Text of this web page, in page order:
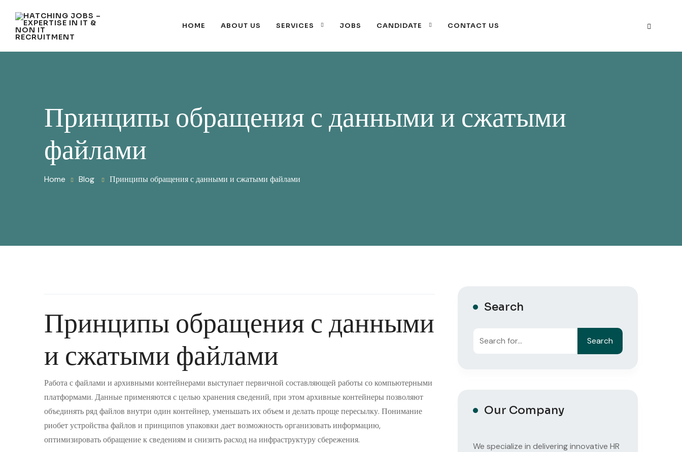
HOME ABOUT US SERVICES JOBS CANDIDATE CONTACT US
Принципы обращения с данными и сжатыми
файлами
Home Blog Принципы обращения с данными и сжатыми файлами
Принципы обращения с данными
и сжатыми файлами
Работа с файлами и архивными контейнерами выступает первичной составляющей работы со компьютерными
платформами. Данные применяются с целью хранения сведений, при этом архивные контейнеры позволяют
объединять ряд файлов внутри один контейнер, уменьшать их объем и делать проще пересылку. Понимание
риобет устройства файлов и принципов упаковки дает возможность организовать информацию,
оптимизировать обращение к сведениям и снизить расход на инфраструктуру сбережения.
Search
Search
Our Company
We specialize in delivering innovative HR